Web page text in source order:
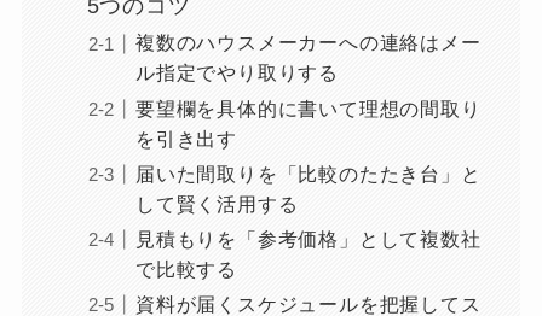
5つのコツ
複数のハウスメーカーへの連絡はメー
ル指定でやり取りする
要望欄を具体的に書いて理想の間取り
を引き出す
届いた間取りを「比較のたたき台」と
して賢く活用する
見積もりを「参考価格」として複数社
で比較する
資料が届くスケジュールを把握してス